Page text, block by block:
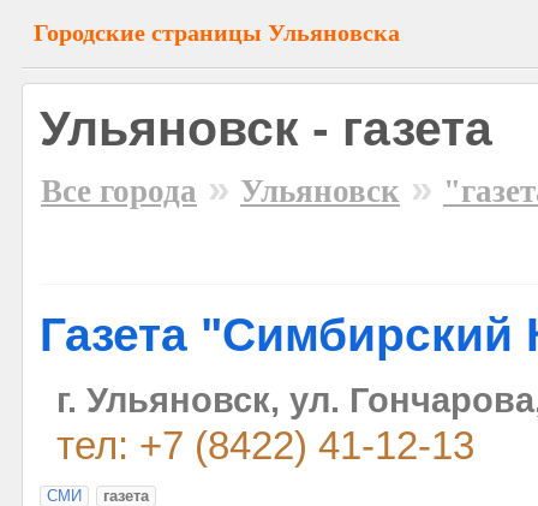
Городские страницы Ульяновска
Ульяновск - газета
Все города » Ульяновск »
Газета "Симбирский
г. Ульяновск, ул.
тел: +7 (8422) 41-12-13
СМИ газета